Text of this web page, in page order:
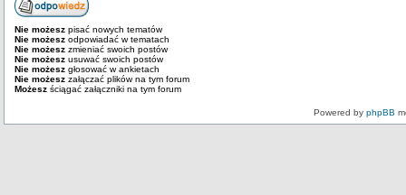
Nie możesz pisać nowych tematów
Nie możesz odpowiadać w tematach
Nie możesz zmieniać swoich postów
Nie możesz usuwać swoich postów
Nie możesz głosować w ankietach
Nie możesz załączać plików na tym forum
Możesz ściągać załączniki na tym forum
Powered by phpBB